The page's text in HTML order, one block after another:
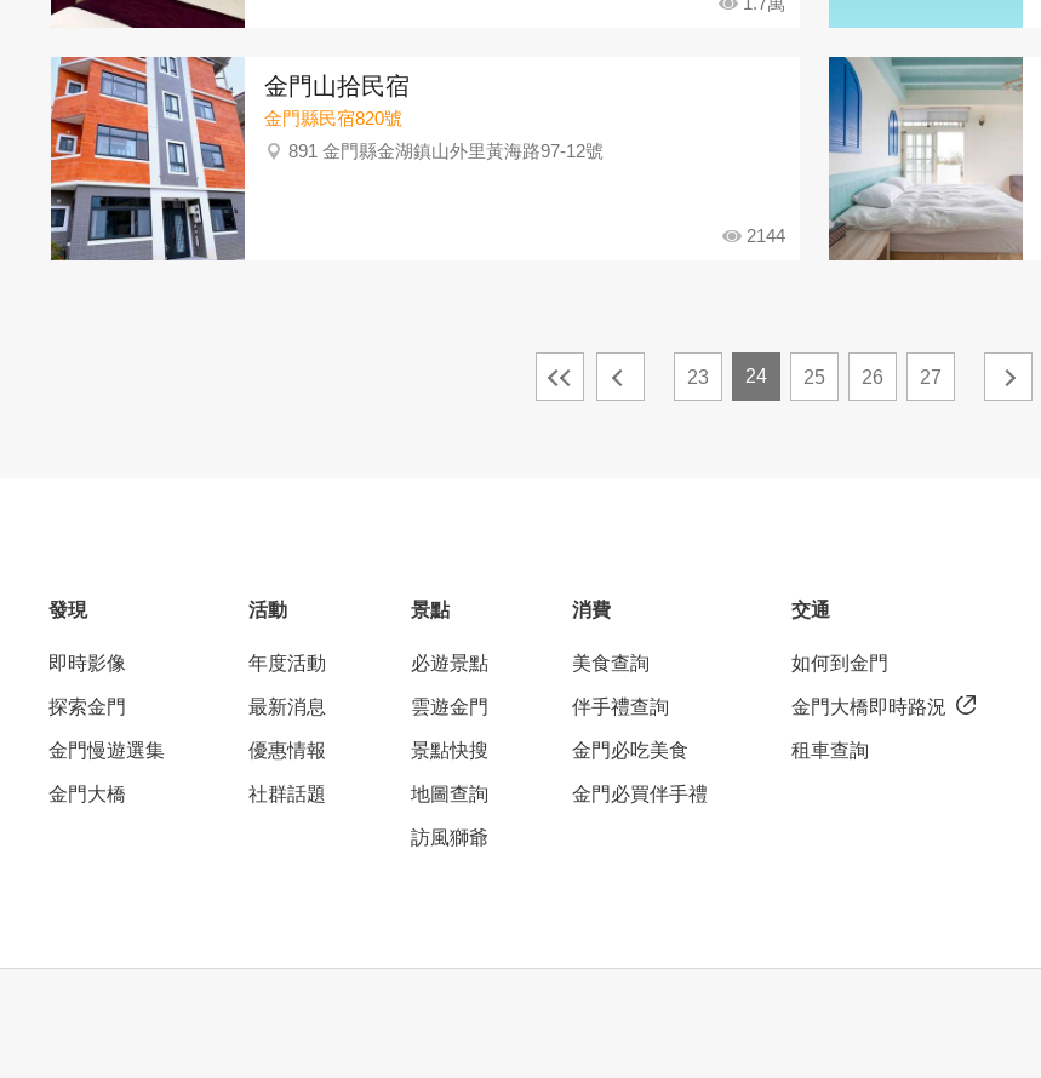
金門山拾民宿
金門縣民宿820號
891 金門縣金湖鎮山外里黃海路97-12號
2144
23 24 25 26 27
發現
即時影像
探索金門
金門慢遊選集
金門大橋
活動
年度活動
最新消息
優惠情報
社群話題
景點
必遊景點
雲遊金門
景點快搜
地圖查詢
訪風獅爺
消費
美食查詢
伴手禮查詢
金門必吃美食
金門必買伴手禮
交通
如何到金門
金門大橋即時路況
租車查詢